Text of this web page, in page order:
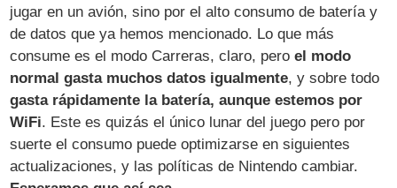
jugar en un avión, sino por el alto consumo de batería y
de datos que ya hemos mencionado. Lo que más
consume es el modo Carreras, claro, peroel modo
normal gasta muchos datos igualmente, y sobre todo
gasta rápidamente la batería, aunque estemos por
WiFi. Este es quizás el único lunar del juego pero por
suerte el consumo puede optimizarse en siguientes
actualizaciones, y las políticas de Nintendo cambiar.